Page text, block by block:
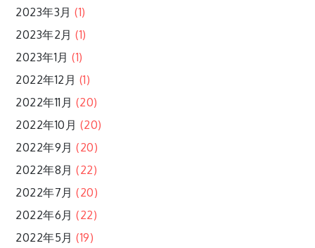
2023年3月 (1)
2023年2月 (1)
2023年1月 (1)
2022年12月 (1)
2022年11月 (20)
2022年10月 (20)
2022年9月 (20)
2022年8月 (22)
2022年7月 (20)
2022年6月 (22)
2022年5月 (19)